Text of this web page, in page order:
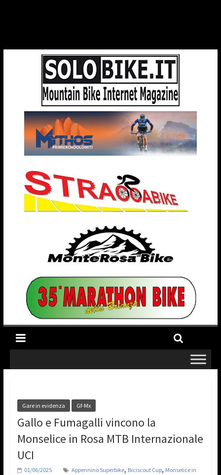
Gare in evidenza Gf-Mx
Gallo e Fumagalli vincono la
Monselice in Rosa MTB Internazionale
UCI
01/06/2025 Appennino Superbike, Biciscout Cup, Monselice in